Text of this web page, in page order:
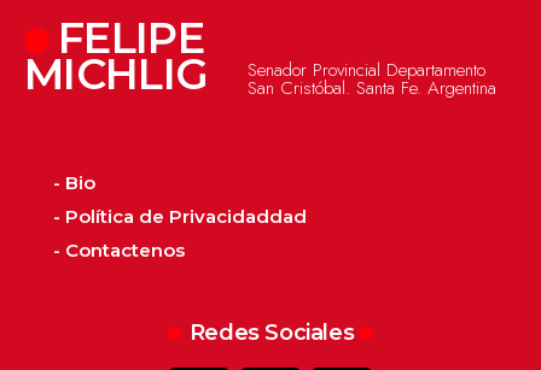
FELIPE
MICHLIG Senador Provincial Departamento
San Cristóbal. Santa Fe. Argentina
- Bio
- Política de Privacidaddad
- Contactenos
Redes Sociales